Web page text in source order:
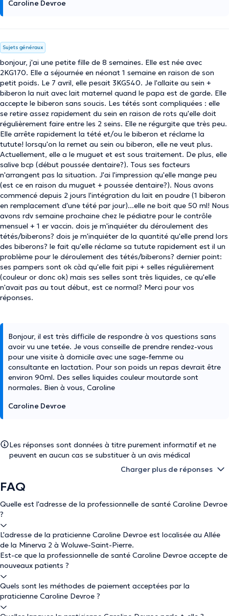
Caroline Devroe
Sujets généraux
bonjour, j'ai une petite fille de 8 semaines. Elle est née avec
2KG170. Elle a séjournée en néonat 1 semaine en raison de son
petit poids. Le 7 avril, elle pesait 3KG540. Je l'allaite au sein +
biberon la nuit avec lait maternel quand le papa est de garde. Elle
accepte le biberon sans soucis. Les tétés sont compliquées : elle
se retire assez rapidement du sein en raison de rots qu'elle doit
régulièrement faire entre les 2 seins. Elle ne régurgite que très peu.
Elle arrête rapidement la tété et/ou le biberon et réclame la
tutute! lorsqu'on la remet au sein ou biberon, elle ne veut plus.
Actuellement, elle a le muguet et est sous traitement. De plus, elle
salive bcp (début poussée dentaire?). Tous ses facteurs
n'arrangent pas la situation. J'ai l'impression qu'elle mange peu
(est ce en raison du muguet + poussée dentaire?). Nous avons
commencé depuis 2 jours l'intégration du lait en poudre (1 biberon
en remplacement d'une tété par jour)...elle ne boit que 50 ml! Nous
avons rdv semaine prochaine chez le pédiatre pour le contrôle
mensuel + 1 er vaccin. dois je m'inquiéter du déroulement des
tétés/biberons? dois je m'inquiéter de la quantité qu'elle prend lors
des biberons? le fait qu'elle réclame sa tutute rapidement est il un
problème pour le déroulement des tétés/biberons? dernier point:
ses pampers sont ok càd qu'elle fait pipi + selles régulièrement
(couleur or donc ok) mais ses selles sont très liquides, ce qu'elle
n'avait pas au tout début, est ce normal? Merci pour vos
réponses.
Bonjour, il est très difficile de respondre à vos questions sans
avoir vu une tetée. Je vous conseille de prendre rendez-vous
pour une visite à domicile avec une sage-femme ou
consultante en lactation. Pour son poids un repas devrait être
environ 90ml. Des selles liquides couleur moutarde sont
normales. Bien à vous, Caroline
Caroline Devroe
Les réponses sont données à titre purement informatif et ne
peuvent en aucun cas se substituer à un avis médical
Charger plus de réponses
FAQ
Quelle est l'adresse de la professionnelle de santé Caroline Devroe
?
L'adresse de la praticienne Caroline Devroe est localisée au Allée
de la Minerva 2 à Woluwe-Saint-Pierre.
Est-ce que la professionnelle de santé Caroline Devroe accepte de
nouveaux patients ?
Quels sont les méthodes de paiement acceptées par la
praticienne Caroline Devroe ?